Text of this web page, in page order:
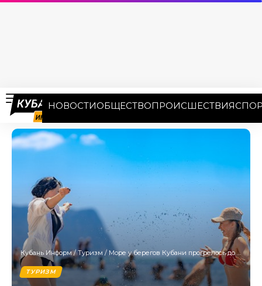
НОВОСТИОБЩЕСТВОПРОИСШЕСТВИЯ
Кубань Информ/Туризм / Море у берегов Кубани прогрелось до 25 градусов
ТУРИЗМ